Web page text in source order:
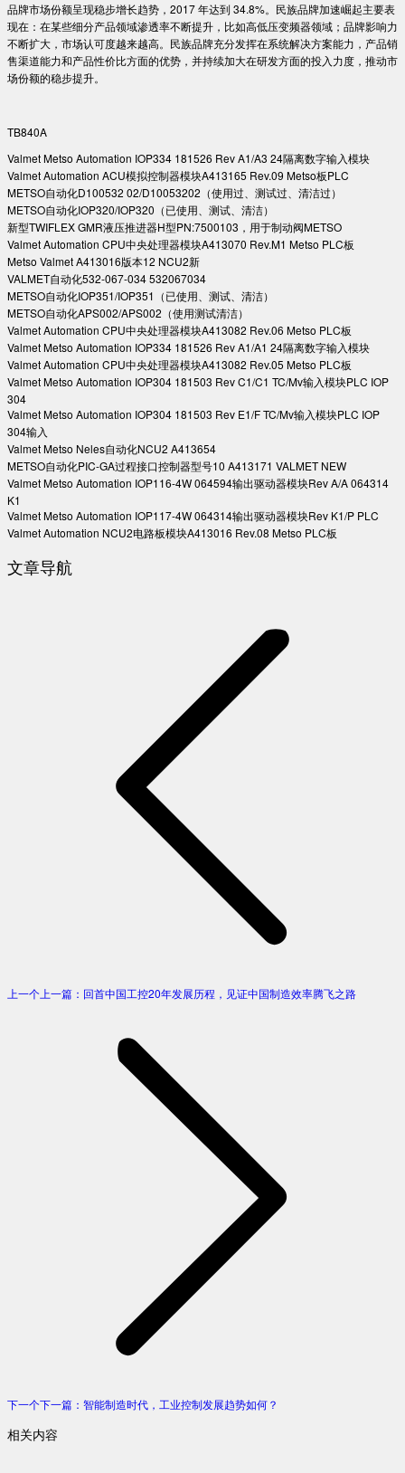
品牌市场份额呈现稳步增长趋势，2017 年达到 34.8%。民族品牌加速崛起主要表
现在：在某些细分产品领域渗透率不断提升，比如高低压变频器领域；品牌影响力
不断扩大，市场认可度越来越高。民族品牌充分发挥在系统解决方案能力，产品销
售渠道能力和产品性价比方面的优势，并持续加大在研发方面的投入力度，推动市
场份额的稳步提升。
TB840A
Valmet Metso Automation IOP334 181526 Rev A1/A3 24隔离数字输入模块
Valmet Automation ACU模拟控制器模块A413165 Rev.09 Metso板PLC
METSO自动化D100532 02/D10053202（使用过、测试过、清洁过）
METSO自动化IOP320/IOP320（已使用、测试、清洁）
新型TWIFLEX GMR液压推进器H型PN:7500103，用于制动阀METSO
Valmet Automation CPU中央处理器模块A413070 Rev.M1 Metso PLC板
Metso Valmet A413016版本12 NCU2新
VALMET自动化532-067-034 532067034
METSO自动化IOP351/IOP351（已使用、测试、清洁）
METSO自动化APS002/APS002（使用测试清洁）
Valmet Automation CPU中央处理器模块A413082 Rev.06 Metso PLC板
Valmet Metso Automation IOP334 181526 Rev A1/A1 24隔离数字输入模块
Valmet Automation CPU中央处理器模块A413082 Rev.05 Metso PLC板
Valmet Metso Automation IOP304 181503 Rev C1/C1 TC/Mv输入模块PLC IOP
304
Valmet Metso Automation IOP304 181503 Rev E1/F TC/Mv输入模块PLC IOP
304输入
Valmet Metso Neles自动化NCU2 A413654
METSO自动化PIC-GA过程接口控制器型号10 A413171 VALMET NEW
Valmet Metso Automation IOP116-4W 064594输出驱动器模块Rev A/A 064314
K1
Valmet Metso Automation IOP117-4W 064314输出驱动器模块Rev K1/P PLC
Valmet Automation NCU2电路板模块A413016 Rev.08 Metso PLC板
文章导航
上一个 上一篇： 回首中国工控20年发展历程，见证中国制造效率腾飞之路
下一个下一篇： 智能制造时代，工业控制发展趋势如何？
相关内容